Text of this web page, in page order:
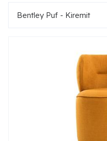
Bentley Puf - Kiremit